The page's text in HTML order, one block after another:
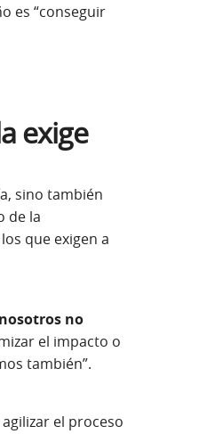
es “conseguir
exige
sino también
de la
que exigen a
no
el impacto o
también”.
el proceso